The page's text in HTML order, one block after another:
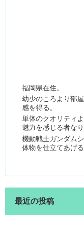
福岡県在住。
幼少のころより部
感を得る。
単体のクオリティ
魅力を感じる者なり
機動戦士ガンダム
体物を仕立てあげ
最近の投稿